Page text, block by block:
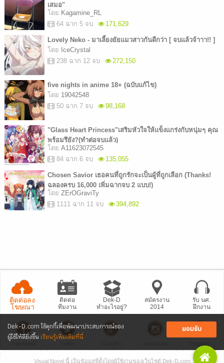
Dek-D.com ใช้คุกกี้เพื่อพัฒนาประสบการณ์ของ
ผู้ใช้ให้ดียิ่งขึ้น เรียนรู้เพิ่มเติมที่นี่
ยอมรับ
เสมอ"
โดย Kagamine_RL
64 ฉาก 5 จบ
171,629
Lovely Neko - มาเลี้ยงยัยแมวสาวกันดีกว่า [ จบแล้วจ้าาา!! ]
โดย IceCrystal
238 ฉาก 12 จบ
272,150
five nights in anime 18+ (ฉบับแก้ไข)
โดย 19042548
50 ฉาก 7 จบ
98,168
"Glass Heart Princess"เสริมหัวใจให้แข็งแกร่งกับหนุ่มๆ คุณ
พร้อมรึยัง?(ทำต่อจบแล้ว)
โดย A11623072545
84 ฉาก 6 จบ
135,055
Chosen Savior เธอคนที่ถูกรักจะเป็นผู้ที่ถูกเลือก (Thanks!
ฉลองครบ 16,000 เพิ่มฉากจบ 2 แบบ!)
โดย ZErOGraviTy
1111 ฉาก 11 จบ
394,892
ติดต่อลง
โฆษณา
ติดต่อ
ทีมงาน
Dek-D
ทำอะไรอยู่?
สมัครงาน
2014
รับ นศ.
ฝึกงาน
• แจ้งปัญหาเว็บไซต์ • Dek-D เป็นข่าว • เที่ยวออฟฟิศ Dek-D
Visual Novel นี้ เป็นข้อมูลที่ตั้งโดยผู้ใช้งานของเว็บไซต์ Dek-D.com